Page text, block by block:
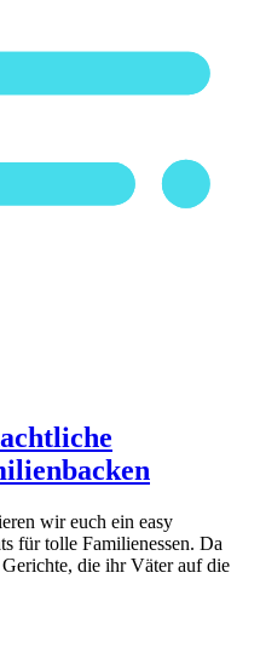
wir euch ein easy
für tolle Familienessen. Da
die ihr Väter auf die